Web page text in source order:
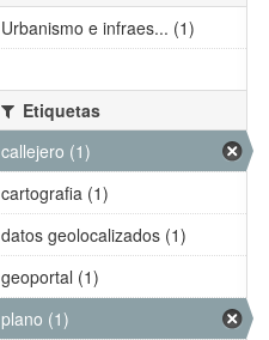
Urbanismo e infraes... (1)
Etiquetas
callejero (1)
cartografia (1)
datos geolocalizados (1)
geoportal (1)
plano (1)